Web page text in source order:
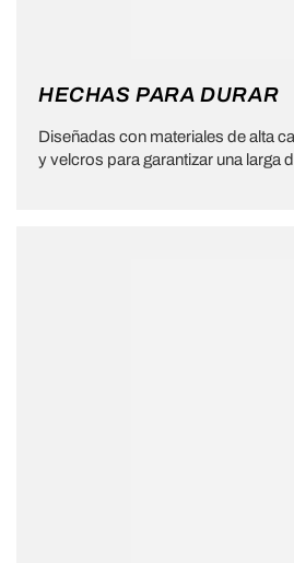
HECHAS PARA DURAR
Diseñadas con materiales de alta
y velcros para garantizar una larga